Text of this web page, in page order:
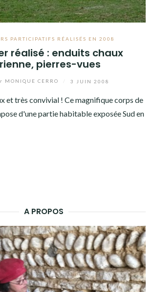
PARTICIPATIFS RÉALISÉS EN 2008
réalisé : enduits chaux
pierres-vues
MONIQUE CERRO 3 JUIN 2008
et très convivial ! Ce magnifique corps de
d'une partie habitable exposée Sud en
A PROPOS